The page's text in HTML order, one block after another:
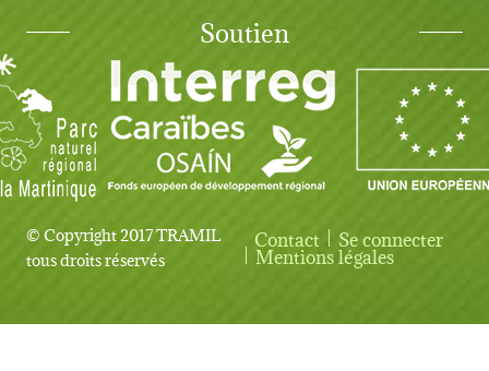
Soutien
© Copyright 2017 TRAMIL
tous droits réservés
User account menu
Contact Se connecter
Mentions légales